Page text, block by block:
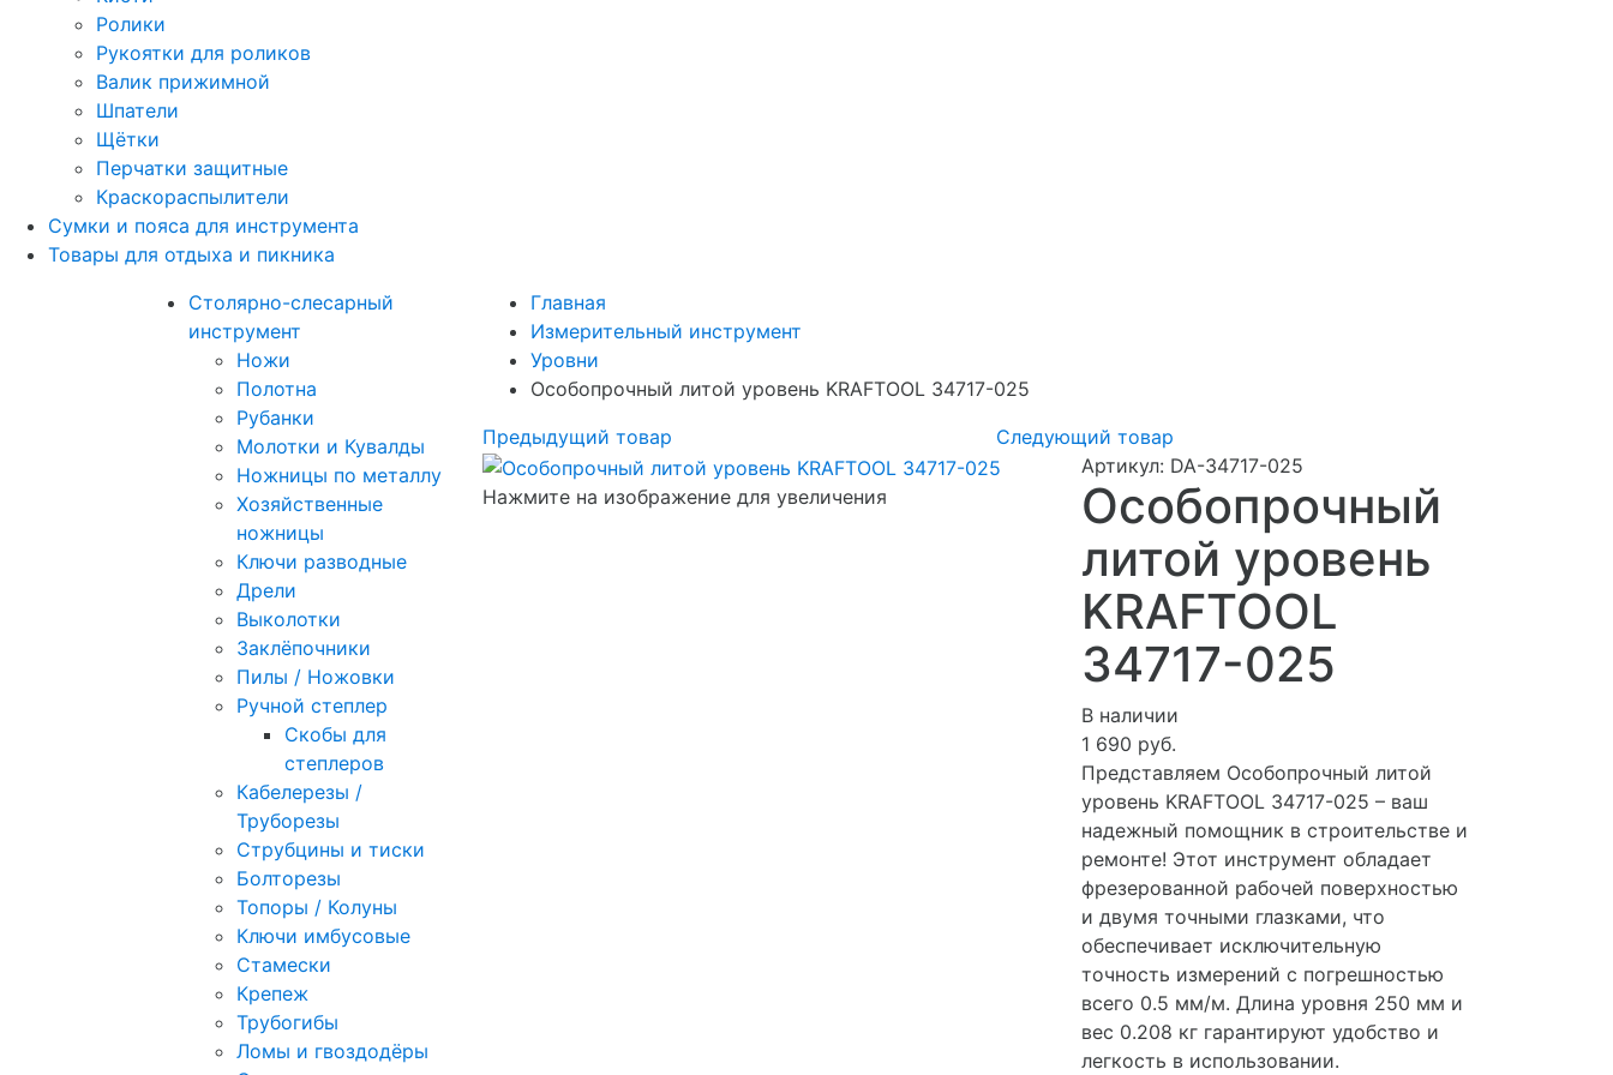
Ролики
Рукоятки для роликов
Валик прижимной
Шпатели
Щётки
Перчатки защитные
Краскораспылители
Сумки и пояса для инструмента
Товары для отдыха и пикника
Столярно-слесарный
инструмент
Ножи
Полотна
Рубанки
Молотки и Кувалды
Ножницы по металлу
Хозяйственные
ножницы
Ключи разводные
Дрели
Выколотки
Заклёпочники
Пилы / Ножовки
Ручной степлер
Скобы для
степлеров
Кабелерезы /
Труборезы
Струбцины и тиски
Болторезы
Топоры / Колуны
Ключи имбусовые
Стамески
Крепеж
Трубогибы
Ломы и гвоздодёры
Главная
Измерительный инструмент
Уровни
Особопрочный литой уровень KRAFTOOL 34717-025
Предыдущий товар
Следующий товар
Нажмите на изображение для увеличения
Артикул: DA-34717-025
Особопрочный
литой уровень
KRAFTOOL
34717-025
В наличии
1 690 руб.
Представляем Особопрочный литой
уровень KRAFTOOL 34717-025 – ваш
надежный помощник в строительстве и
ремонте! Этот инструмент обладает
фрезерованной рабочей поверхностью
и двумя точными глазками, что
обеспечивает исключительную
точность измерений с погрешностью
всего 0.5 мм/м. Длина уровня 250 мм и
вес 0.208 кг гарантируют удобство и
легкость в использовании.